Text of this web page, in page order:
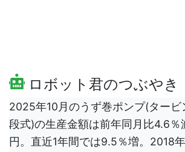
ロボット君のつぶやき
2025年10月のうず巻ポンプ(タービ
段式)の生産金額は前年同月比4.6
円。直近1年間では9.5％増。2018